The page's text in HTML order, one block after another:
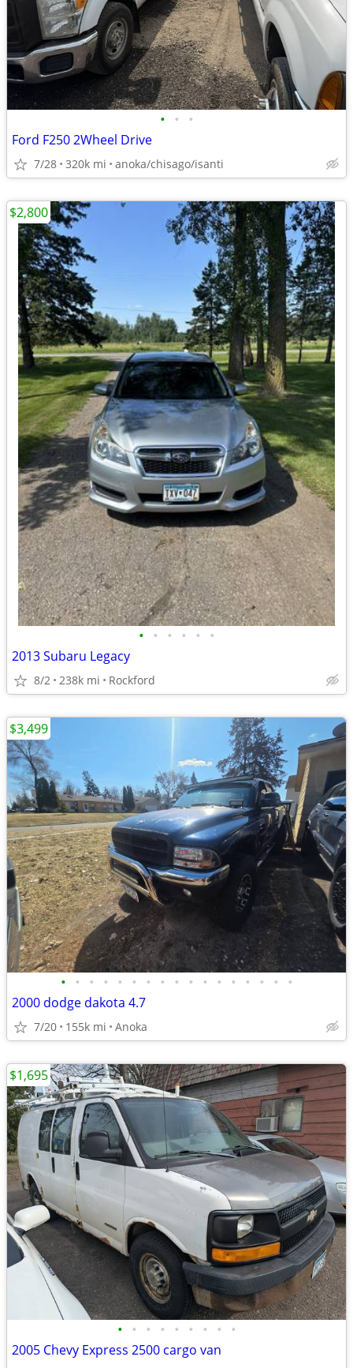
• • •
Ford F250 2Wheel Drive
7/28 320k mi anoka/chisago/isanti
• • • • • •
2013 Subaru Legacy
8/2 238k mi Rockford
$2,800
• • • • • • • • • • • • • • • • •
2000 dodge dakota 4.7
7/20 155k mi Anoka
$3,499
• • • • • • • • •
2005 Chevy Express 2500 cargo van
$1,695